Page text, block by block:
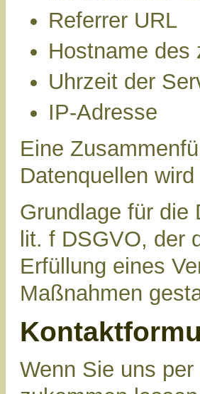
Referrer URL
Hostname des
Uhrzeit der
IP-Adresse
Eine
Datenquellen
Grundlage für die
lit. f DSGVO, der
Erfüllung eines
Maßnahmen
Wenn Sie uns